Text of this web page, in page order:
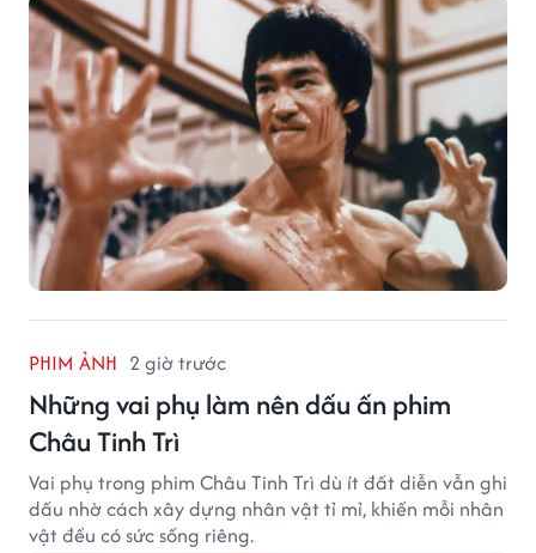
PHIM ẢNH 2 giờ trước
Những vai phụ làm nên dấu ấn phim
Châu Tinh Trì
Vai phụ trong phim Châu Tinh Trì dù ít đất diễn vẫn ghi
dấu nhờ cách xây dựng nhân vật tỉ mỉ, khiến mỗi nhân
vật đều có sức sống riêng.